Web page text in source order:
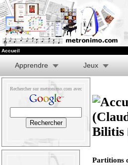
Accueil
Apprendre Jeux
Rechercher sur metronimo.com avec
Bilitis
Partitions